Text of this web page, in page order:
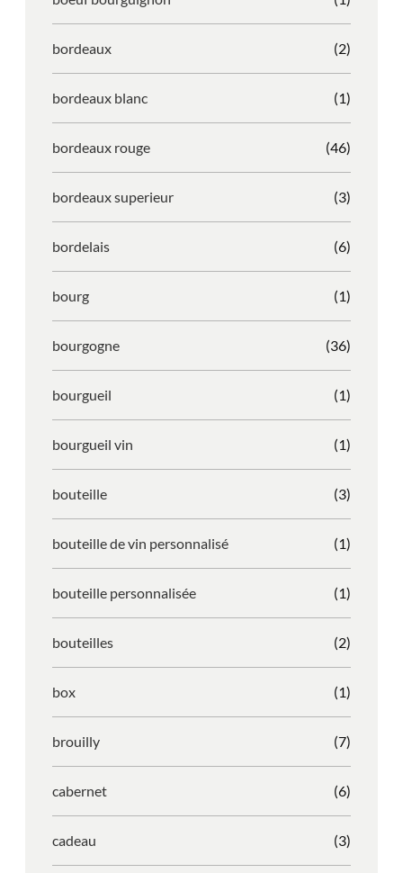
bordeaux (2)
bordeaux blanc (1)
bordeaux rouge (46)
bordeaux superieur (3)
bordelais (6)
bourg (1)
bourgogne (36)
bourgueil (1)
bourgueil vin (1)
bouteille (3)
bouteille de vin personnalisé (1)
bouteille personnalisée (1)
bouteilles (2)
box (1)
brouilly (7)
cabernet (6)
cadeau (3)